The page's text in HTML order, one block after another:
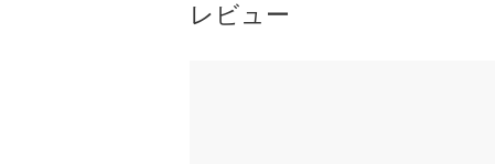
レビュー